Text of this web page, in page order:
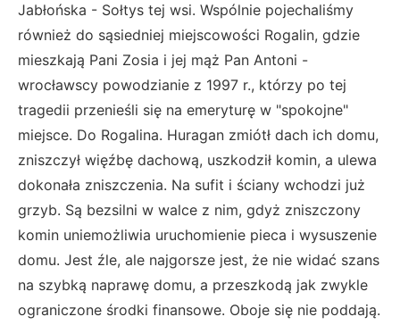
Jabłońska - Sołtys tej wsi. Wspólnie pojechaliśmy
również do sąsiedniej miejscowości Rogalin, gdzie
mieszkają Pani Zosia i jej mąż Pan Antoni -
wrocławscy powodzianie z 1997 r., którzy po tej
tragedii przenieśli się na emeryturę w "spokojne"
miejsce. Do Rogalina. Huragan zmiótł dach ich domu,
zniszczył więźbę dachową, uszkodził komin, a ulewa
dokonała zniszczenia. Na sufit i ściany wchodzi już
grzyb. Są bezsilni w walce z nim, gdyż zniszczony
komin uniemożliwia uruchomienie pieca i wysuszenie
domu. Jest źle, ale najgorsze jest, że nie widać szans
na szybką naprawę domu, a przeszkodą jak zwykle
ograniczone środki finansowe. Oboje się nie poddają.